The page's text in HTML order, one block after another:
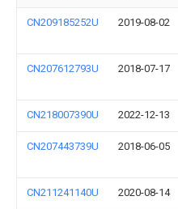
CN209185252U 2019-08-02
CN207612793U 2018-07-17
CN218007390U 2022-12-13
CN207443739U 2018-06-05
CN211241140U 2020-08-14